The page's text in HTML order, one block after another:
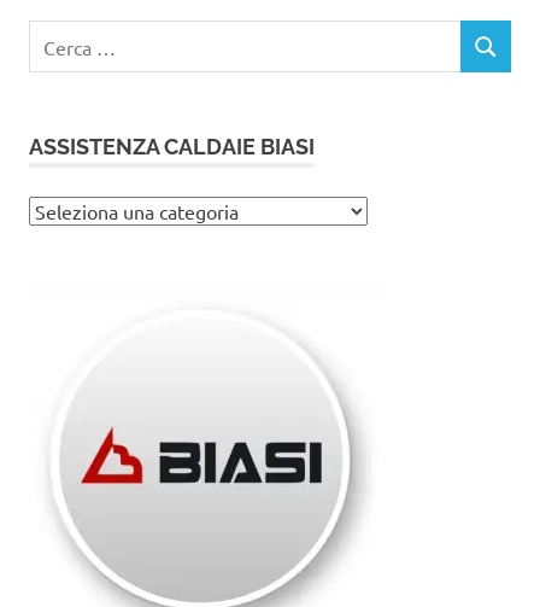
per:
CERCA
ASSISTENZA CALDAIE BIASI
Assistenza